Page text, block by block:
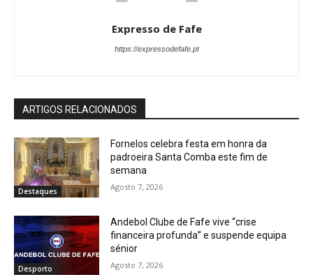
Expresso de Fafe
https://expressodefafe.pt
ARTIGOS RELACIONADOS
Destaques
Fornelos celebra festa em honra da
padroeira Santa Comba este fim de
semana
Agosto 7, 2026
Desporto
Andebol Clube de Fafe vive “crise
financeira profunda” e suspende equipa
sénior
Agosto 7, 2026